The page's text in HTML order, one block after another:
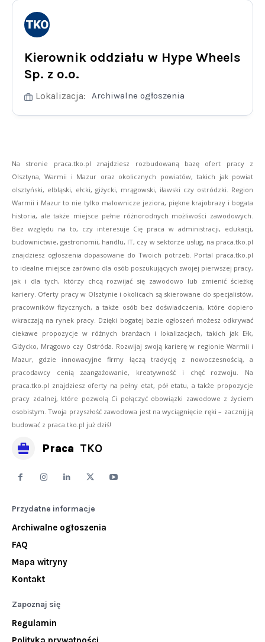
Kierownik oddziału w Hype Wheels
Sp. z o.o.
Lokalizacja: Archiwalne ogłoszenia
Na stronie praca.tko.pl znajdziesz rozbudowaną bazę ofert pracy z
Olsztyna, Warmii i Mazur oraz okolicznych powiatów, takich jak powiat
olsztyński, elbląski, ełcki, giżycki, mrągowski, iławski czy ostródzki. Region
Warmii i Mazur to nie tylko malownicze jeziora, piękne krajobrazy i bogata
historia, ale także miejsce pełne różnorodnych możliwości zawodowych.
Bez względu na to, czy interesuje Cię praca w administracji, edukacji,
budownictwie, gastronomii, handlu, IT, czy w sektorze usług, na praca.tko.pl
znajdziesz ogłoszenia dopasowane do Twoich potrzeb. Portal praca.tko.pl
to idealne miejsce zarówno dla osób poszukujących swojej pierwszej pracy,
jak i dla tych, którzy chcą rozwijać się zawodowo lub zmienić ścieżkę
kariery. Oferty pracy w Olsztynie i okolicach są skierowane do specjalistów,
pracowników fizycznych, a także osób bez doświadczenia, które dopiero
wkraczają na rynek pracy. Dzięki bogatej bazie ogłoszeń możesz odkrywać
ciekawe propozycje w różnych branżach i lokalizacjach, takich jak Ełk,
Giżycko, Mrągowo czy Ostróda. Rozwijaj swoją karierę w regionie Warmii i
Mazur, gdzie innowacyjne firmy łączą tradycję z nowoczesnością, a
pracodawcy cenią zaangażowanie, kreatywność i chęć rozwoju. Na
praca.tko.pl znajdziesz oferty na pełny etat, pół etatu, a także propozycje
pracy zdalnej, które pozwolą Ci połączyć obowiązki zawodowe z życiem
osobistym. Twoja przyszłość zawodowa jest na wyciągnięcie ręki – zacznij ją
budować z praca.tko.pl już dziś!
Przydatne informacje
Archiwalne ogłoszenia
FAQ
Mapa witryny
Kontakt
Zapoznaj się
Regulamin
Praca TKO